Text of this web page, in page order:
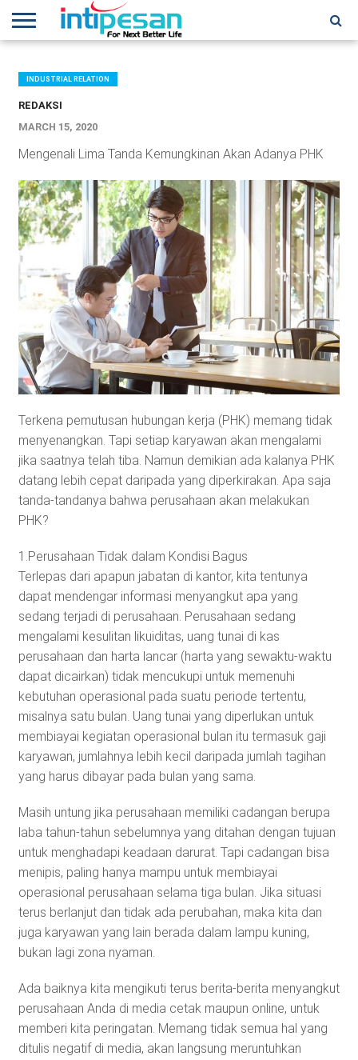
NEWS
CONFERENCES
TRAINING
IPSHOW
EVENT
IP
NETWORK
MORE
INDUSTRIAL RELATION
REDAKSI
MARCH 15, 2020
Mengenali Lima Tanda Kemungkinan Akan Adanya PHK
Terkena pemutusan hubungan kerja (PHK) memang tidak
menyenangkan. Tapi setiap karyawan akan mengalami
jika saatnya telah tiba. Namun demikian ada kalanya PHK
datang lebih cepat daripada yang diperkirakan. Apa saja
tanda-tandanya bahwa perusahaan akan melakukan
PHK?
1.Perusahaan Tidak dalam Kondisi Bagus
Terlepas dari apapun jabatan di kantor, kita tentunya
dapat mendengar informasi menyangkut apa yang
sedang terjadi di perusahaan. Perusahaan sedang
mengalami kesulitan likuiditas, uang tunai di kas
perusahaan dan harta lancar (harta yang sewaktu-waktu
dapat dicairkan) tidak mencukupi untuk memenuhi
kebutuhan operasional pada suatu periode tertentu,
misalnya satu bulan. Uang tunai yang diperlukan untuk
membiayai kegiatan operasional bulan itu termasuk gaji
karyawan, jumlahnya lebih kecil daripada jumlah tagihan
yang harus dibayar pada bulan yang sama.
Masih untung jika perusahaan memiliki cadangan berupa
laba tahun-tahun sebelumnya yang ditahan dengan tujuan
untuk menghadapi keadaan darurat. Tapi cadangan bisa
menipis, paling hanya mampu untuk membiayai
operasional perusahaan selama tiga bulan. Jika situasi
terus berlanjut dan tidak ada perubahan, maka kita dan
juga karyawan yang lain berada dalam lampu kuning,
bukan lagi zona nyaman.
Ada baiknya kita mengikuti terus berita-berita menyangkut
perusahaan Anda di media cetak maupun online, untuk
memberi kita peringatan. Memang tidak semua hal yang
ditulis negatif di media, akan langsung meruntuhkan